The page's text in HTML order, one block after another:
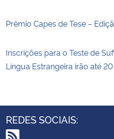
Prêmio Capes de Tese –
Inscrições para o Teste de
Língua Estrangeira irão até
REDES SOCIAIS: